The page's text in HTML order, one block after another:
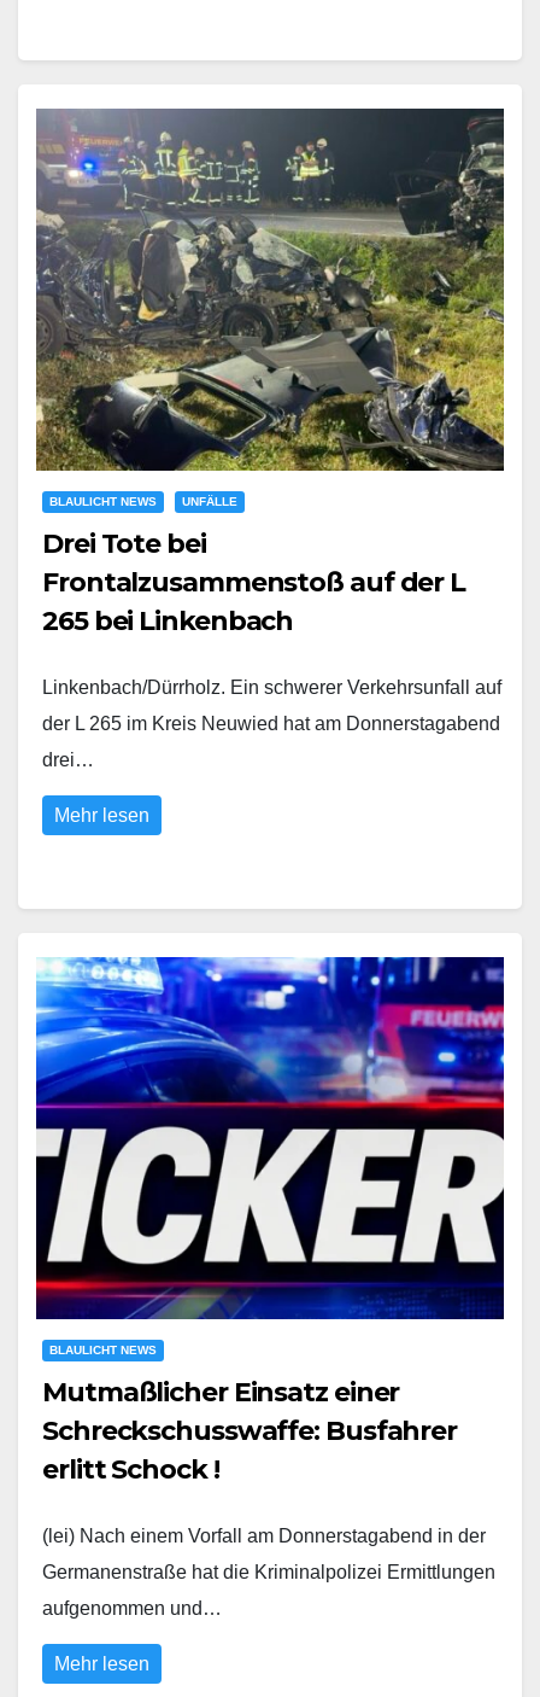
BLAULICHT NEWS UNFÄLLE
Drei Tote bei
Frontalzusammenstoß auf der L
265 bei Linkenbach
Linkenbach/Dürrholz. Ein schwerer Verkehrsunfall auf
der L 265 im Kreis Neuwied hat am Donnerstagabend
drei…
Mehr lesen
BLAULICHT NEWS
Mutmaßlicher Einsatz einer
Schreckschusswaffe: Busfahrer
erlitt Schock !
(lei) Nach einem Vorfall am Donnerstagabend in der
Germanenstraße hat die Kriminalpolizei Ermittlungen
aufgenommen und…
Mehr lesen